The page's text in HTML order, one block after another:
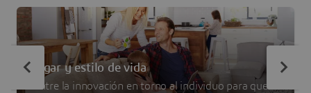
Hogar y estilo de vida
Centre la innovación en torno al individuo para que la